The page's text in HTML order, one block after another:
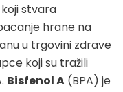
stvara
hrane na
u trgovini zdrave
koji su tražili
Bisfenol A (BPA) je